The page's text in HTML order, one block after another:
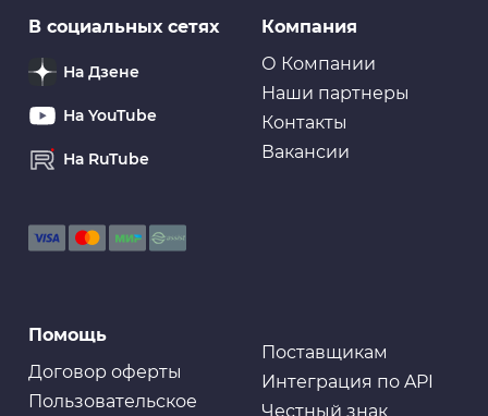
Компания
О Компании
Наши партнеры
Контакты
Вакансии
Помощь
Договор оферты
Пользовательское
Поставщикам
Интеграция по API
Честный знак
В социальных сетях
На Дзене
На YouTube
На RuTube